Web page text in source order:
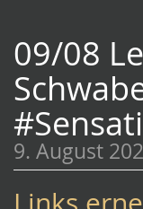
09/08
9. August